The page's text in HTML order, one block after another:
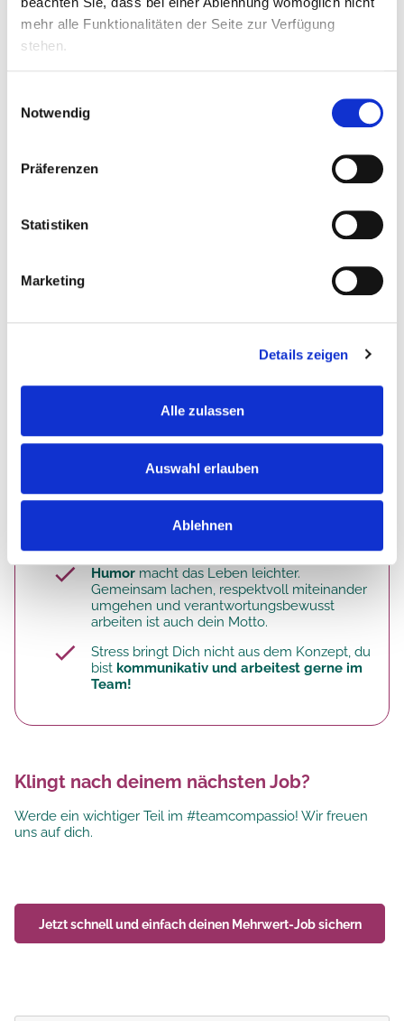
mehr alle Funktionalitäten der Seite zur Verfügung
stehen.
Notwendig
Präferenzen
Statistiken
Marketing
Details zeigen
Alle zulassen
Auswahl erlauben
Ablehnen
Du führstRückstellprobendurch und
sorgst für Sauberkeit in der Küche
Speisen und bringst Leidenschaft für
Berufserfahrung in Küche und/oder
Gastronomie sind von Vorteil
Kenntnisse in Hygienestandards (HACCP)
Infektionsschutzbelehrung nach §42 und
§43 IfSG
Humor macht das Leben leichter.
Gemeinsam lachen, respektvoll miteinander
umgehen und verantwortungsbewusst
arbeiten ist auch dein Motto.
Stress bringt Dich nicht aus dem Konzept, du
bist kommunikativ und arbeitest gerne im
Team!
Klingt nach deinem nächsten Job?
Werde ein wichtiger Teil im #teamcompassio! Wir freuen
uns auf dich.
Jetzt schnell und einfach deinen Mehrwert-Jobsichern